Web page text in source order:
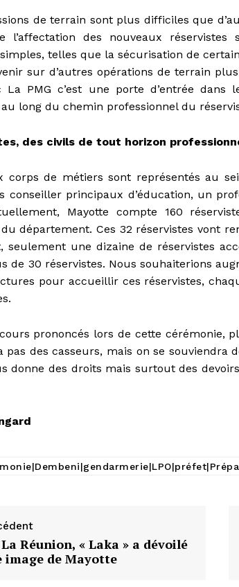
de terrain sont plus difficiles que
l’affectation des nouveaux réservistes
telles que la sécurisation de
sur d’autres opérations de terrain
La PMG c’est une porte d’entrée dans
long du chemin professionnel du
des civils de tout horizon
corps de métiers sont représentés au
conseiller principaux d’éducation, un
Mayotte compte 160
département. Ces 32 réservistes vont
seulement une dizaine de réservistes
de 30 réservistes. Nous souhaiterions
pour accueillir ces réservistes,
prononcés lors de cette cérémonie,
pas des casseurs, mais on se souviendra
donne des droits mais surtout des
Réunion, « Laka » a dévoilé
image de Mayotte